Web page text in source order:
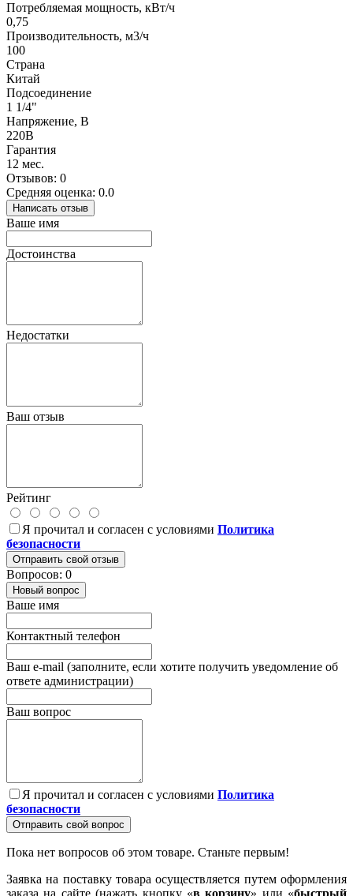
Потребляемая мощность, кВт/ч
0,75
Производительность, м3/ч
100
Страна
Китай
Подсоединение
1 1/4"
Напряжение, В
220В
Гарантия
12 мес.
Отзывов: 0
Средняя оценка: 0.0
Написать отзыв
Ваше имя
Достоинства
Недостатки
Ваш отзыв
Рейтинг
Я прочитал и согласен с условиями Политика
безопасности
Отправить свой отзыв
Вопросов: 0
Новый вопрос
Ваше имя
Контактный телефон
Ваш e-mail (заполните, если хотите получить уведомление об
ответе администрации)
Ваш вопрос
Я прочитал и согласен с условиями Политика
безопасности
Отправить свой вопрос
Пока нет вопросов об этом товаре. Станьте первым!
Заявка на поставку товара осуществляется путем оформления